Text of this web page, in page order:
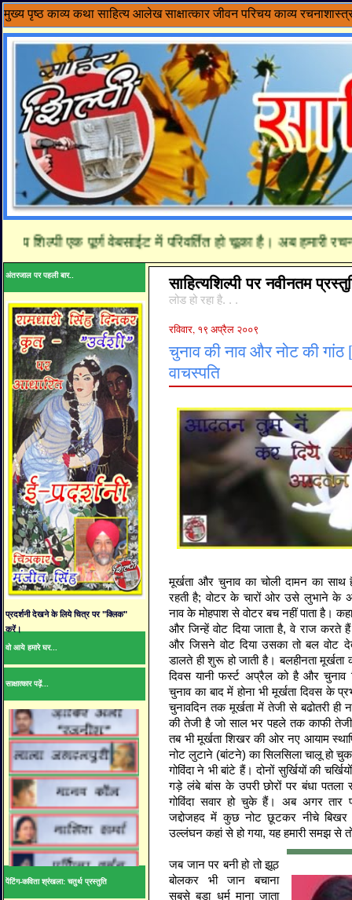
मुख्य पृष्ठ काव्य कथा साहित्य आलेख साक्षात्कार जीवन परिचय काव्य
एक पूर्ण वेबसाईट में परिवर्तित हो चूका है। अब हमारी
अंतरजाल पर पहली बार..
प्रदर्शनी देखने के लिये चित्र पर "क्लिक"
करें।
वो आये हमारे घर...
साक्षात्कार पढ़ें...
पेंटिंग-कविता श्रंखला: चतुर्थ प्रस्तुति
साहित्यशिल्पी पर नवीनतम
लोड हो रहा है. . .
रविवार, १९ अप्रैल २००९
चुनाव की नाव और नोट की गांठ
वाचस्पति
मूर्खता और चुनाव का चोली दामन का
रहती है; वोटर के चारों ओर उसे लुभाने के
नाव के मोहपाश से वोटर बच नहीं पाता है।
और जिन्हें वोट दिया जाता है, वे राज
और जिसने वोट दिया उसका तो बल वोट
डालते ही शुरू हो जाती है। बलहीनता
दिवस यानी फर्स्ट अप्रैल को है और
चुनाव का बाद में होना भी मूर्खता दिवस के
चुनावदिन तक मूर्खता में तेजी से बढोतरी
की तेजी है जो साल भर पहले तक काफी
तब भी मूर्खता शिखर की ओर नए आयाम
नोट लुटाने (बांटने) का सिलसिला चालू हो
गोविंदा ने भी बांटे हैं। दोनों सुर्खियों की
गड़े लंबे बांस के उपरी छोरों पर बंधा पतला
गोविंदा सवार हो चुके हैं। अब अगर
जद्दोजहद में कुछ नोट छूटकर नीचे बिखर
उल्लंघन कहां से हो गया, यह हमारी समझ से
जब जान पर बनी हो तो झूठ
बोलकर भी जान बचाना
सबसे बड़ा धर्म माना जाता